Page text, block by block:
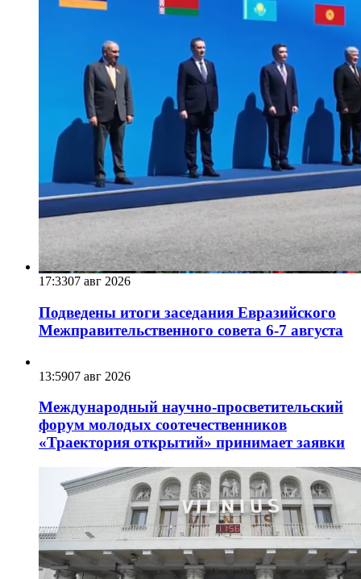
17:3307 авг 2026
Подведены итоги заседания Евразийского
Межправительственного совета 6-7 августа
13:5907 авг 2026
Международный научно-просветительский
форум молодых соотечественников
«Траектория открытий» принимает заявки